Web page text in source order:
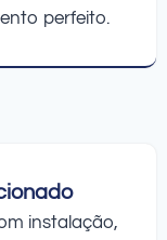
perfeito.
instalação,